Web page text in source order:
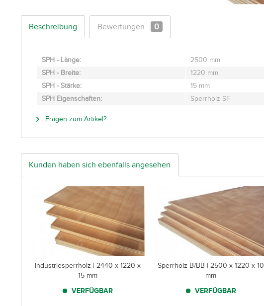
Beschreibung Bewertungen 0
SPH - Länge:
2500 mm
SPH - Breite:
1220 mm
SPH - Stärke:
15 mm
SPH Eigenschaften:
Sperrholz SF
Fragen zum Artikel?
Kunden haben sich ebenfalls angesehen
Industriesperrholz | 2440 x 1220 x
15 mm
VERFÜGBAR
Sperrholz B/BB | 2500 x 1220 x 10
mm
VERFÜGBAR